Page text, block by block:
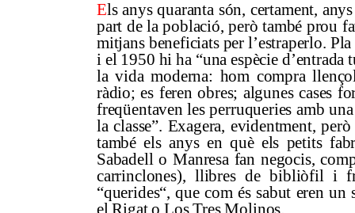
Els anys quaranta són, certament,
part de la població, però també prou
mitjans beneficiats per l’estraperlo.
i el 1950 hi ha “una espècie d’entrada
la vida moderna: hom compra
ràdio; es feren obres; algunes cases
freqüentaven les perruqueries amb
la classe”. Exagera, evidentment,
també els anys en què els petits
Sabadell o Manresa fan negocis,
carrinclones), llibres de bibliòfil i
“querides“, que com és sabut eren un
el Rigat o Los Tres Molinos.